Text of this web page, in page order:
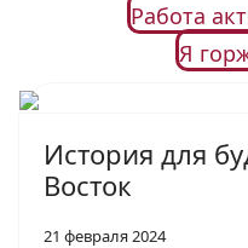
Работа
Я
История для
Восток
21 февраля 2024